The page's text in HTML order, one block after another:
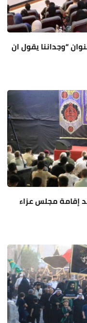
“وجداننا يقول ان
إقامة مجلس عزاء